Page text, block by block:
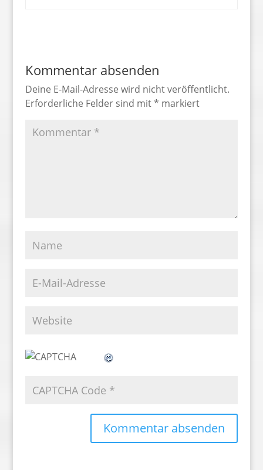
Kommentar absenden
Deine E-Mail-Adresse wird nicht veröffentlicht.
Erforderliche Felder sind mit* markiert